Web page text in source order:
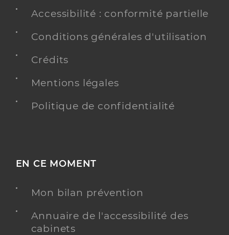
Adresse
30 Place de la République, 17290 Aigrefeuille-
Type de convention
Conventionné
Dr Cherubin Julie
Spécialités
Adresse
5ter Rue de Berry, 17220 Sainte-Soulle
Accessibilité : conformité partielle
Conditions générales d'utilisation
Crédits
Mentions légales
Politique de confidentialité
EN CE MOMENT
Mon bilan prévention
Annuaire de l'accessibilité des
cabinets